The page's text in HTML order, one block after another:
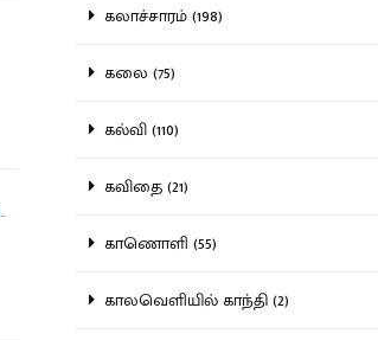
கலாச்சாரம் (198)
கலை (75)
கல்வி (110)
கவிதை (21)
காணொளி (55)
காலவெளியில் காந்தி (2)